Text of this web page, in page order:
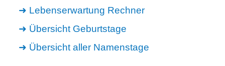
Lebenserwartung Rechner
Übersicht Geburtstage
Übersicht aller Namenstage